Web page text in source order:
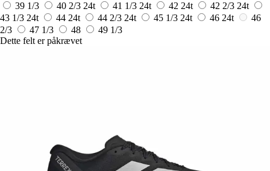
39 1/3
40 2/3 24t 41 1/3 24t 42 24t 42 2/3 24t
43 1/3 24t 44 24t 44 2/3 24t 45 1/3 24t 46 24t
46
2/3
47 1/3 48
49 1/3
Dette felt er påkrævet